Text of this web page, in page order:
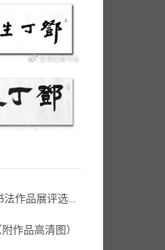
第二届“雏凤新墨”青海书坛20人书法作品展评选评审公示
作品高清图）